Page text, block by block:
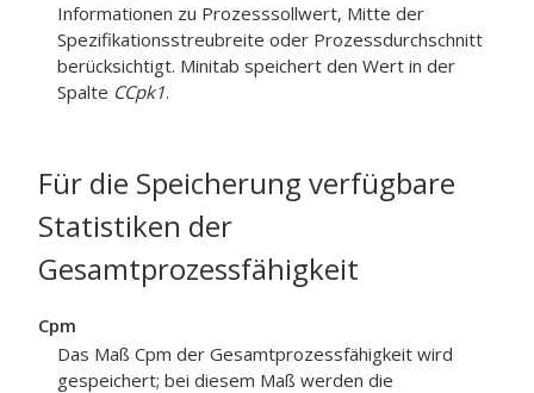
Informationen zu Prozesssollwert, Mitte der
Spezifikationsstreubreite oder Prozessdurchschnitt
berücksichtigt. Minitab speichert den Wert in der
Spalte CCpk1.
Für die Speicherung verfügbare
Statistiken der
Gesamtprozessfähigkeit
Cpm
Das Maß Cpm der Gesamtprozessfähigkeit wird
gespeichert; bei diesem Maß werden die